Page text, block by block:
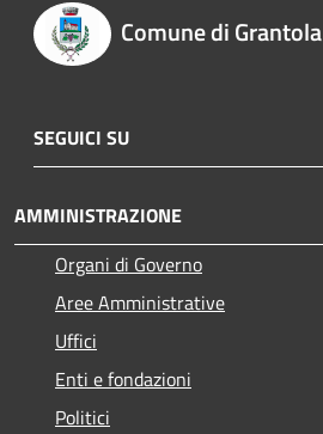
Comune di Grantola
SEGUICI SU
AMMINISTRAZIONE
Organi di Governo
Aree Amministrative
Uffici
Enti e fondazioni
Politici